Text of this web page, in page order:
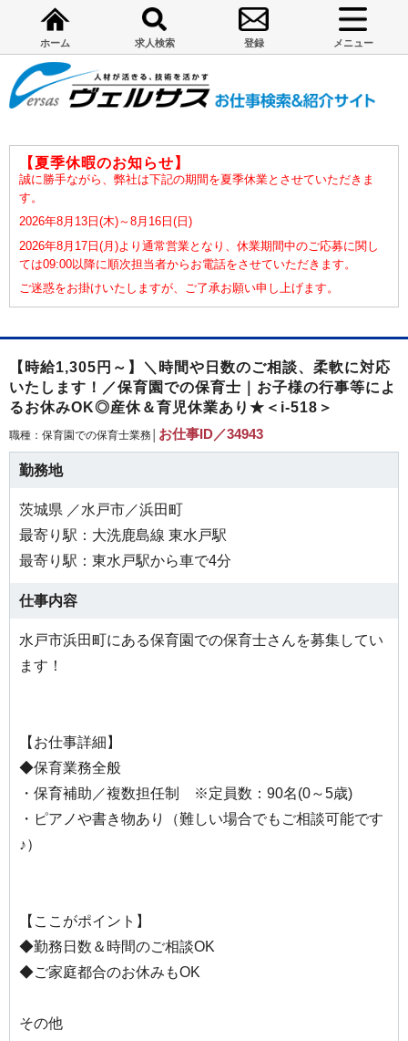
ホーム 求人検索 登録 メニュー
【夏季休暇のお知らせ】
誠に勝手ながら、弊社は下記の期間を夏季休業とさせていただきま
す。
2026年8月13日(木)～8月16日(日)
2026年8月17日(月)より通常営業となり、休業期間中のご応募に関し
ては09:00以降に順次担当者からお電話をさせていただきます。
ご迷惑をお掛けいたしますが、ご了承お願い申し上げます。
【時給1,305円～】＼時間や日数のご相談、柔軟に対応
いたします！／保育園での保育士｜お子様の行事等によ
るお休みOK◎産休＆育児休業あり★＜i-518＞
職種：保育園での保育士業務│ お仕事ID／34943
勤務地
茨城県 ／水戸市／浜田町
最寄り駅：大洗鹿島線 東水戸駅
最寄り駅：東水戸駅から車で4分
仕事内容
水戸市浜田町にある保育園での保育士さんを募集してい
ます！
【お仕事詳細】
◆保育業務全般
・保育補助／複数担任制 ※定員数：90名(0～5歳)
・ピアノや書き物あり（難しい場合でもご相談可能です
♪）
【ここがポイント】
◆勤務日数＆時間のご相談OK
◆ご家庭都合のお休みもOK
その他